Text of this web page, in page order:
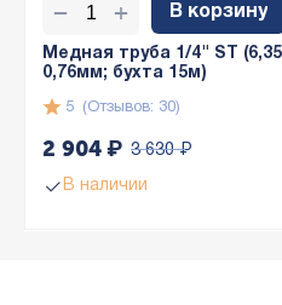
Медная труба 1/4" ST
0,76мм; бухта 15м)
(Отзывов: 30)
5
В наличии
3 630 ₽
2 904₽
В корзину
+
−